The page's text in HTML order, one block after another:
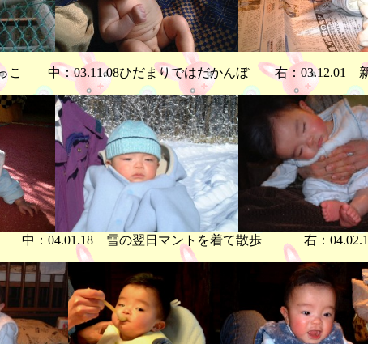
めっこ 中：03.11.08ひだまりではだかんぼ 右：
中：04.01.18 雪の翌日マントを着て散歩 右：